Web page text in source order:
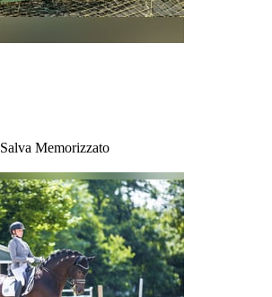
Salva Memorizzato